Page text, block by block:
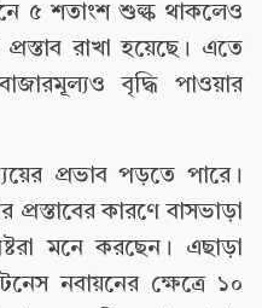
৫ শতাংশ শুল্ক থাকলেও
রাখা হয়েছে। এতে
বৃদ্ধি পাওয়ার
প্রভাব পড়তে পারে।
কারণে বাসভাড়া
মনে করছেন। এছাড়া
নবায়নের ক্ষেত্রে ১০